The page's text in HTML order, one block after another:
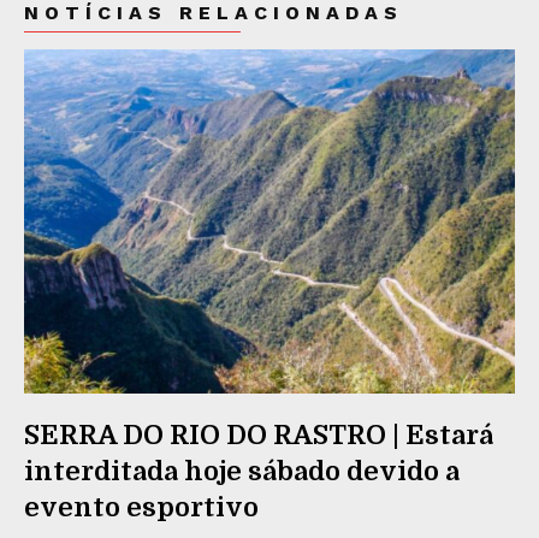
NOTÍCIAS RELACIONADAS
SERRA DO RIO DO RASTRO | Estará
interditada hoje sábado devido a
evento esportivo